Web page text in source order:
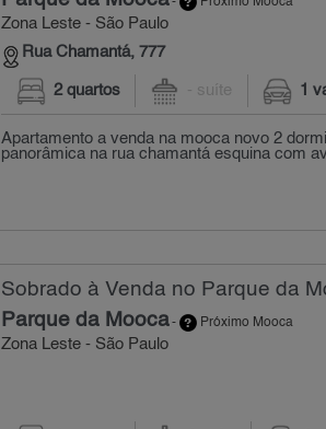
Zona Leste - São Paulo
Rua Chamantá, 777
2 quartos - suíte 1
Apartamento a venda na mooca novo 2
panorâmica na rua chamantá esquina com
Sobrado à Venda no Parque da
Parque da Mooca- Próximo Mooca
Zona Leste - São Paulo